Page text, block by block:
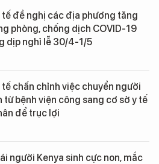
tế đề nghị các địa phương tăng
phòng, chống dịch COVID-19
dịp nghỉ lễ 30/4-1/5
tế chấn chỉnh việc chuyển người
từ bệnh viện công sang cơ sở y tế
để trục lợi
người Kenya sinh cực non, mắc